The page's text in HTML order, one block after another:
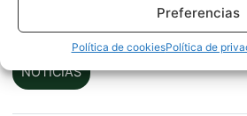
Preferencias
Política de cookiesPolítica de
Android Authority
NOTICIAS